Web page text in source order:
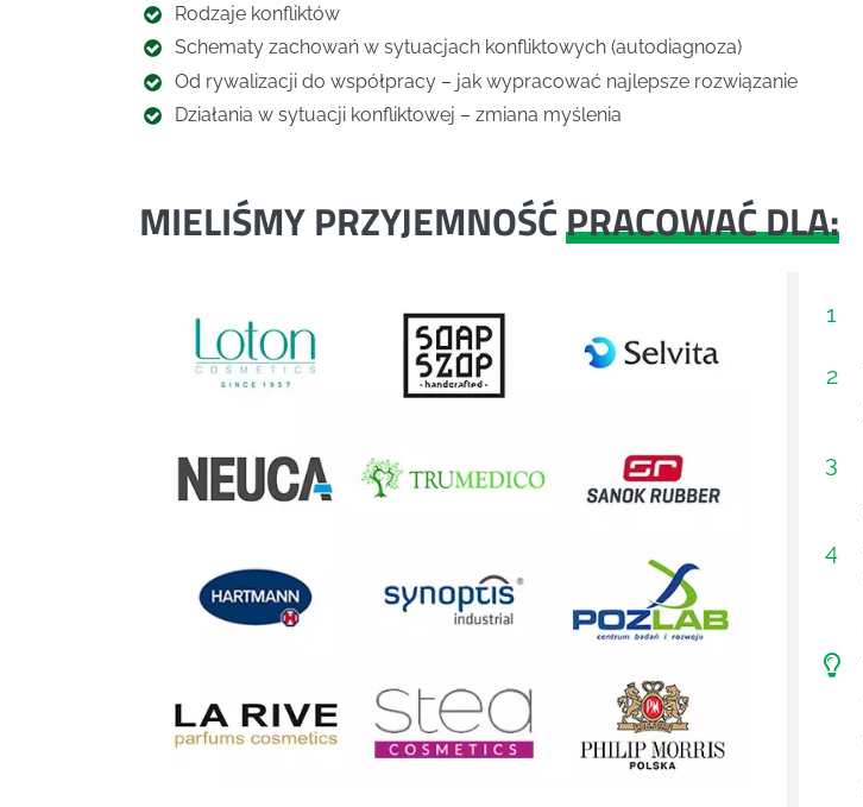
Rodzaje konfliktów
Schematy zachowań w sytuacjach konfliktowych (autodiagnoza)
Od rywalizacji do współpracy – jak wypracować najlepsze rozwiązanie
Działania w sytuacji konfliktowej – zmiana myślenia
MIELIŚMY PRZYJEMNOŚĆPRACOWAĆ DLA:
1
2
3
4